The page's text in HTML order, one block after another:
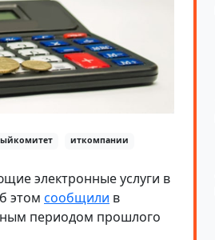
иткомпании
электронные услуги в
этом сообщили в
периодом прошлого